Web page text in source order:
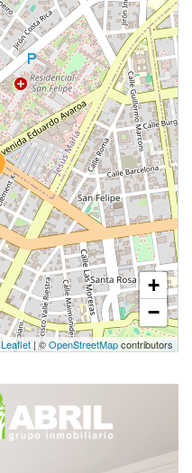
+
−
Leaflet | ©OpenStreetMapcontributors